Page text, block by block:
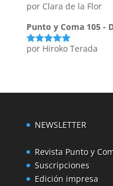
por Clara de la Flor
Punto y Coma 105 -
Valorado
por Hiroko Terada
NEWSLETTER
Revista Punto y
Suscripciones
Edición impresa